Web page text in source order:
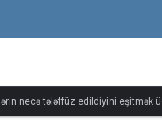
necə tələffüz edildiyini eşitmək